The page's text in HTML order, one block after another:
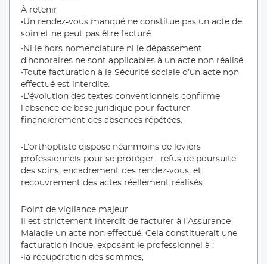
À retenir
•Un rendez-vous manqué ne constitue pas un acte de
soin et ne peut pas être facturé.
•Ni le hors nomenclature ni le dépassement
d’honoraires ne sont applicables à un acte non réalisé.
•Toute facturation à la Sécurité sociale d’un acte non
effectué est interdite.
•L’évolution des textes conventionnels confirme
l’absence de base juridique pour facturer
financièrement des absences répétées.
•L’orthoptiste dispose néanmoins de leviers
professionnels pour se protéger : refus de poursuite
des soins, encadrement des rendez-vous, et
recouvrement des actes réellement réalisés.
Point de vigilance majeur
Il est strictement interdit de facturer à l’Assurance
Maladie un acte non effectué. Cela constituerait une
facturation indue, exposant le professionnel à :
•la récupération des sommes,